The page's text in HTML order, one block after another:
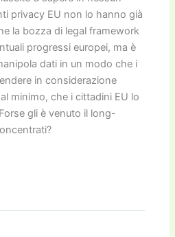
privacy EU non lo hanno già
la bozza di legal framework
progressi europei, ma è
dati in un modo che i
in considerazione
minimo, che i cittadini EU lo
gli è venuto il long-